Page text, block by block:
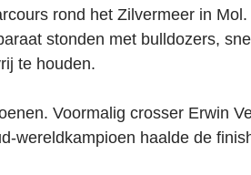
rond het Zilvermeer in
stonden met bulldozers,
te houden.
Voormalig crosser Erwin
wereldkampioen haalde de